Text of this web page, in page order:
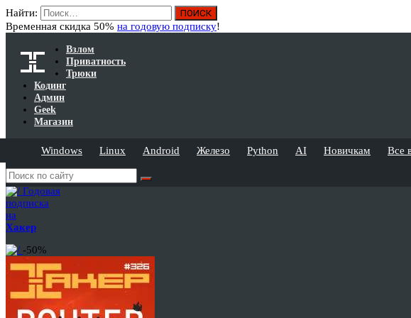
Найти:
Временная скидка 50% на годовую подписку!
Взлом
Приватность
Трюки
Кодинг
Админ
Geek
Магазин
Windows Linux Android Железо Python AI Новичкам Все
Годовая
подписка
на
Хакер
-50%